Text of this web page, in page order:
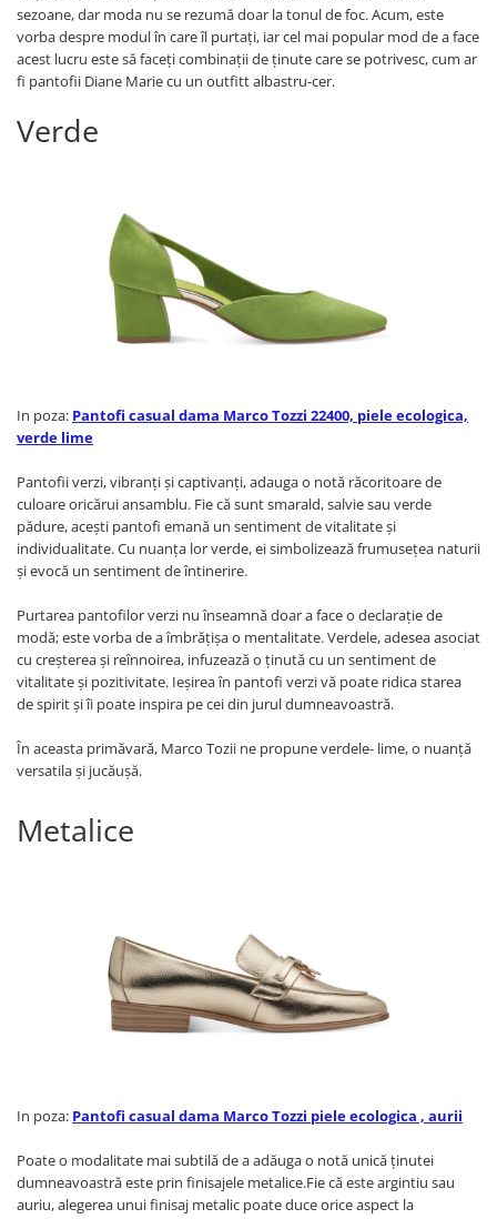
sezoane, dar moda nu se rezumă doar la tonul de foc. Acum, este
vorba despre modul în care îl purtați, iar cel mai popular mod de a face
acest lucru este să faceţi combinații de ținute care se potrivesc, cum ar
fi pantofii Diane Marie cu un outfitt albastru-cer.
Verde
In poza: Pantofi casual dama Marco Tozzi 22400, piele ecologica,
verde lime
Pantofii verzi, vibranţi şi captivanţi, adauga o notă răcoritoare de
culoare oricărui ansamblu. Fie că sunt smarald, salvie sau verde
pădure, acești pantofi emană un sentiment de vitalitate și
individualitate. Cu nuanța lor verde, ei simbolizează frumusețea naturii
și evocă un sentiment de întinerire.
Purtarea pantofilor verzi nu înseamnă doar a face o declarație de
modă; este vorba de a îmbrățișa o mentalitate. Verdele, adesea asociat
cu creșterea și reînnoirea, infuzează o ținută cu un sentiment de
vitalitate și pozitivitate. Ieșirea în pantofi verzi vă poate ridica starea
de spirit și îi poate inspira pe cei din jurul dumneavoastră.
În aceasta primăvară, Marco Tozii ne propune verdele- lime, o nuanţă
versatila şi jucăuşă.
Metalice
In poza: Pantofi casual dama Marco Tozzi piele ecologica , aurii
Poate o modalitate mai subtilă de a adăuga o notă unică ținutei
dumneavoastră este prin finisajele metalice.Fie că este argintiu sau
auriu, alegerea unui finisaj metalic poate duce orice aspect la